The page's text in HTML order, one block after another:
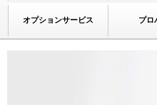
オプションサービス プロ